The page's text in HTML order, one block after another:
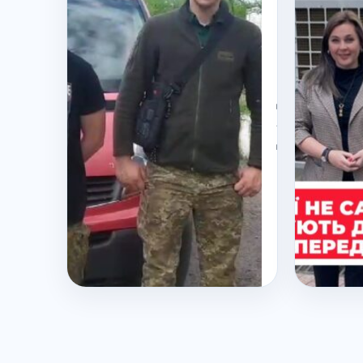
Чергове
Для
На